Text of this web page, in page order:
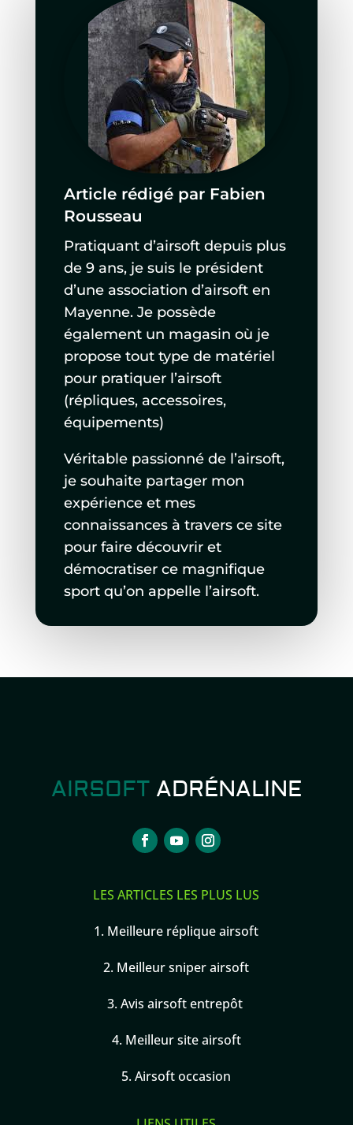
Article rédigé par Fabien
Rousseau
Pratiquant d’airsoft depuis plus
de 9 ans, je suis le président
d’une association d’airsoft en
Mayenne. Je possède
également un magasin où je
propose tout type de matériel
pour pratiquer l’airsoft
(répliques, accessoires,
équipements)
Véritable passionné de l’airsoft,
je souhaite partager mon
expérience et mes
connaissances à travers ce site
pour faire découvrir et
démocratiser ce magnifique
sport qu’on appelle l’airsoft.
AIRSOFT ADRÉNALINE
LES ARTICLES LES PLUS LUS
1. Meilleure réplique airsoft
2. Meilleur sniper airsoft
3.Avis airsoft entrepôt
4. Meilleur site airsoft
5.Airsoft occasion